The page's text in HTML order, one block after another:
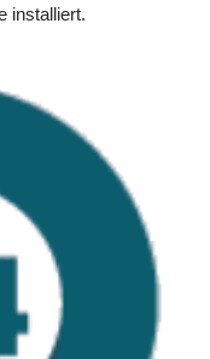
installiert.